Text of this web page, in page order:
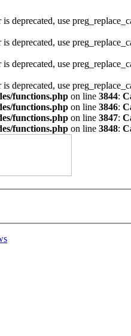
deprecated, use
deprecated, use
deprecated, use
deprecated, use
functions.php on line 3844:
functions.php on line 3846:
functions.php on line 3847:
functions.php on line 3848: